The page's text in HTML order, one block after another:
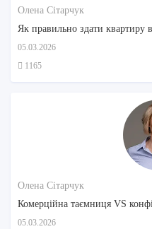
Олена Сітарчук
Як правильно здати квартиру
05.03.2026
1165
Олена Сітарчук
Комерційна таємниця VS
05.03.2026